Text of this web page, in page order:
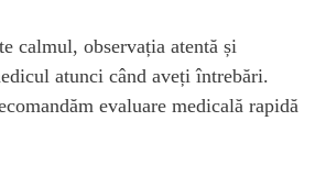
calmul, observația atentă și
atunci când aveți întrebări.
evaluare medicală rapidă